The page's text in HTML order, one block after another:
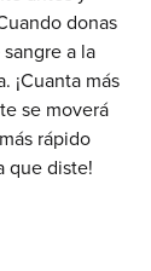
donas
a la
¡Cuanta más
se moverá
rápido
que diste!